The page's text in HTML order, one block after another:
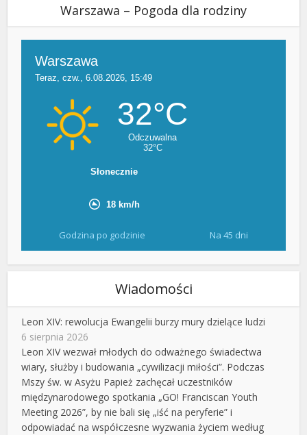
Warszawa – Pogoda dla rodziny
Godzina po godzinie Na 45 dni
Wiadomości
Leon XIV: rewolucja Ewangelii burzy mury dzielące ludzi
6 sierpnia 2026
Leon XIV wezwał młodych do odważnego świadectwa
wiary, służby i budowania „cywilizacji miłości”. Podczas
Mszy św. w Asyżu Papież zachęcał uczestników
międzynarodowego spotkania „GO! Franciscan Youth
Meeting 2026”, by nie bali się „iść na peryferie” i
odpowiadać na współczesne wyzwania życiem według